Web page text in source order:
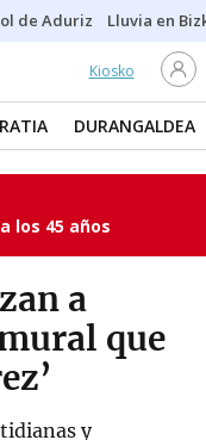
de Aduriz Lluvia en
Kiosko
DURANGALDEA
los 45 años
a
que
y